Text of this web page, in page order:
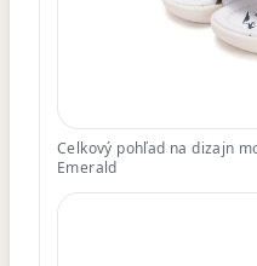
Celkový pohľad na dizajn
Emerald